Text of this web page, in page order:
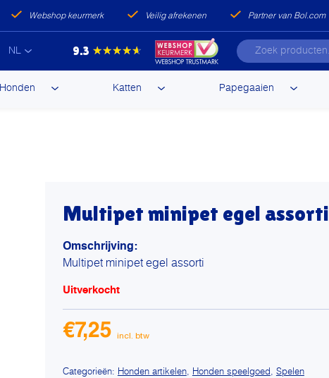
Webshop keurmerk Veilig afrekenen Partner van Bol.com
NL 9.3 ★★★★★
Honden Katten Papegaaien
Multipet minipet egel assorti
Omschrijving:
Multipet minipet egel assorti
Uitverkocht
€7,25
Categorieën: Honden artikelen, Honden speelgoed, Spelen